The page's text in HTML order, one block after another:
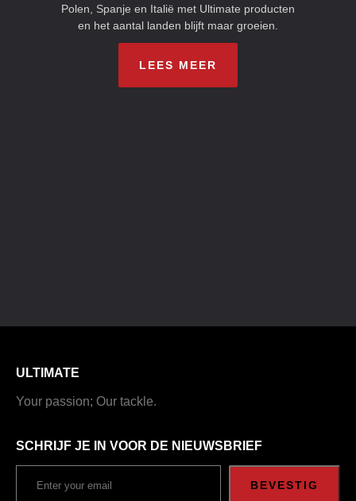
Polen, Spanje en Italië met Ultimate producten
en het aantal landen blijft maar groeien.
LEES MEER
ULTIMATE
Your passion; Our tackle.
SCHRIJF JE IN VOOR DE NIEUWSBRIEF
BEVESTIG